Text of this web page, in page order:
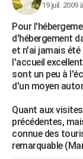
19 juil. 2009
Pour
d'hébergement
et n'ai jamais
l'accueil
sont un peu à
d'un moyen
Quant aux
précédentes,
connue des
remarquable